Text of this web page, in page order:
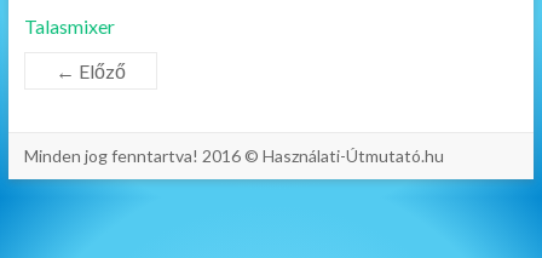
Talasmixer
← Előző
Minden jog fenntartva! 2016 © Használati-Útmutató.hu